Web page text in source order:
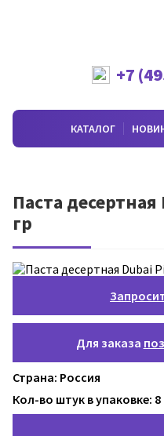
+7
КАТАЛОГ
Паста
гр
Для заказа
Страна: Россия
Кол-во штук в упаковке: 8